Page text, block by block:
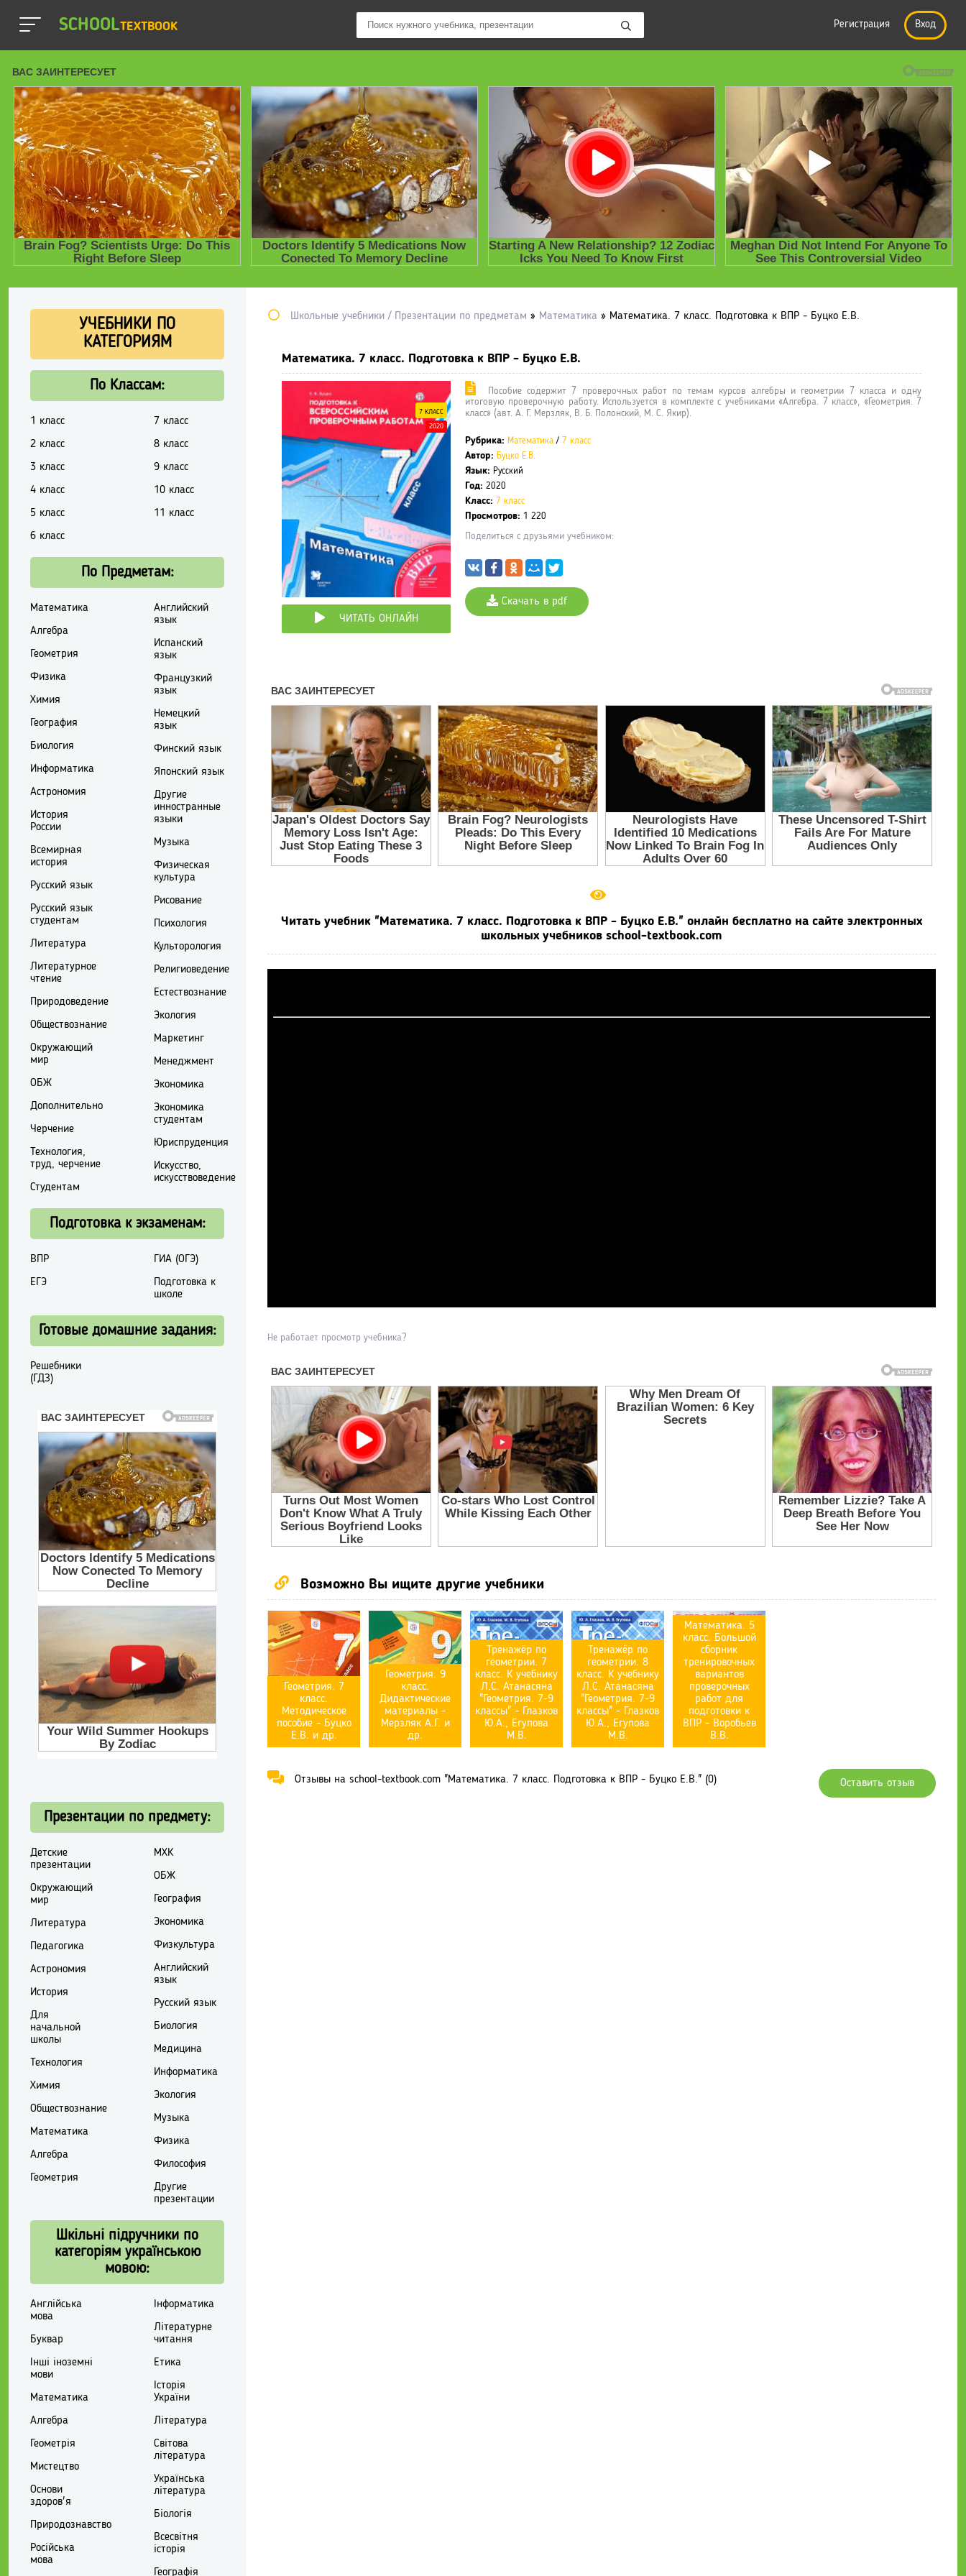
SCHOOLTEXTBOOK Регистрация Вход
Школьные учебники / Презентации по предметам » Математика » Математика. 7 класс. Подготовка к ВПР - Буцко Е.В.
Математика. 7 класс. Подготовка к ВПР - Буцко Е.В.
7 КЛАСС
2020
ЧИТАТЬ ОНЛАЙН
Пособие содержит 7 проверочных работ по темам курсов алгебры и геометрии 7 класса и одну
итоговую проверочную работу. Используется в комплекте с учебниками «Алгебра. 7 класс», «Геометрия. 7
класс» (авт. А. Г. Мерзляк, В. Б. Полонский, М. С. Якир).
Рубрика: Математика / 7 класс
Автор: Буцко Е.В.
Язык: Русский
Год: 2020
Класс: 7 класс
Просмотров: 1 220
Поделиться с друзьями учебником:
Скачать в pdf
Читать учебник "Математика. 7 класс. Подготовка к ВПР - Буцко Е.В." онлайн бесплатно на сайте электронных
школьных учебников school-textbook.com
Не работает просмотр учебника?
Возможно Вы ищите другие учебники
Геометрия. 7
класс.
Методическое
пособие - Буцко
Е.В. и др.
Геометрия. 9
класс.
Дидактические
материалы -
Мерзляк А.Г. и
др.
Тренажёр по
геометрии. 7
класс. К учебнику
Л.С. Атанасяна
"Геометрия. 7-9
классы" - Глазков
Ю.А., Егупова
М.В.
Тренажёр по
геометрии. 8
класс. К учебнику
Л.С. Атанасяна
"Геометрия. 7-9
классы" - Глазков
Ю.А., Егупова
М.В.
Математика. 5
класс. Большой
сборник
тренировочных
вариантов
проверочных
работ для
подготовки к
ВПР - Воробьев
В.В.
Отзывы на school-textbook.com "Математика. 7 класс. Подготовка к ВПР - Буцко Е.В." (0) Оставить отзыв
УЧЕБНИКИ ПО
КАТЕГОРИЯМ
По Классам:
1 класс
2 класс
3 класс
4 класс
5 класс
6 класс
7 класс
8 класс
9 класс
10 класс
11 класс
По Предметам:
Математика
Алгебра
Геометрия
Физика
Химия
География
Биология
Информатика
Астрономия
История
России
Всемирная
история
Русский язык
Русский язык
студентам
Литература
Литературное
чтение
Природоведение
Обществознание
Окружающий
мир
ОБЖ
Дополнительно
Черчение
Технология,
труд, черчение
Студентам
Английский
язык
Испанский
язык
Французкий
язык
Немецкий
язык
Финский язык
Японский язык
Другие
инностранные
языки
Музыка
Физическая
культура
Рисование
Психология
Культорология
Религиоведение
Естествознание
Экология
Маркетинг
Менеджмент
Экономика
Экономика
студентам
Юриспруденция
Искусство,
искусствоведение
Подготовка к экзаменам:
ВПР
ЕГЭ
ГИА (ОГЭ)
Подготовка к
школе
Готовые домашние задания:
Решебники
(ГДЗ)
Презентации по предмету:
Детские
презентации
Окружающий
мир
Литература
Педагогика
Астрономия
История
Для
начальной
школы
Технология
Химия
Обществознание
Математика
Алгебра
Геометрия
МХК
ОБЖ
География
Экономика
Физкультура
Английский
язык
Русский язык
Биология
Медицина
Информатика
Экология
Музыка
Физика
Философия
Другие
презентации
Шкільні підручники по
категоріям українською
мовою:
Англійська
мова
Буквар
Інші іноземні
мови
Математика
Алгебра
Геометрія
Мистецтво
Основи
здоров'я
Природознавство
Російська
мова
Інформатика
Літературне
читання
Етика
Історія
України
Література
Світова
література
Українська
література
Біологія
Всесвітня
історія
Географія